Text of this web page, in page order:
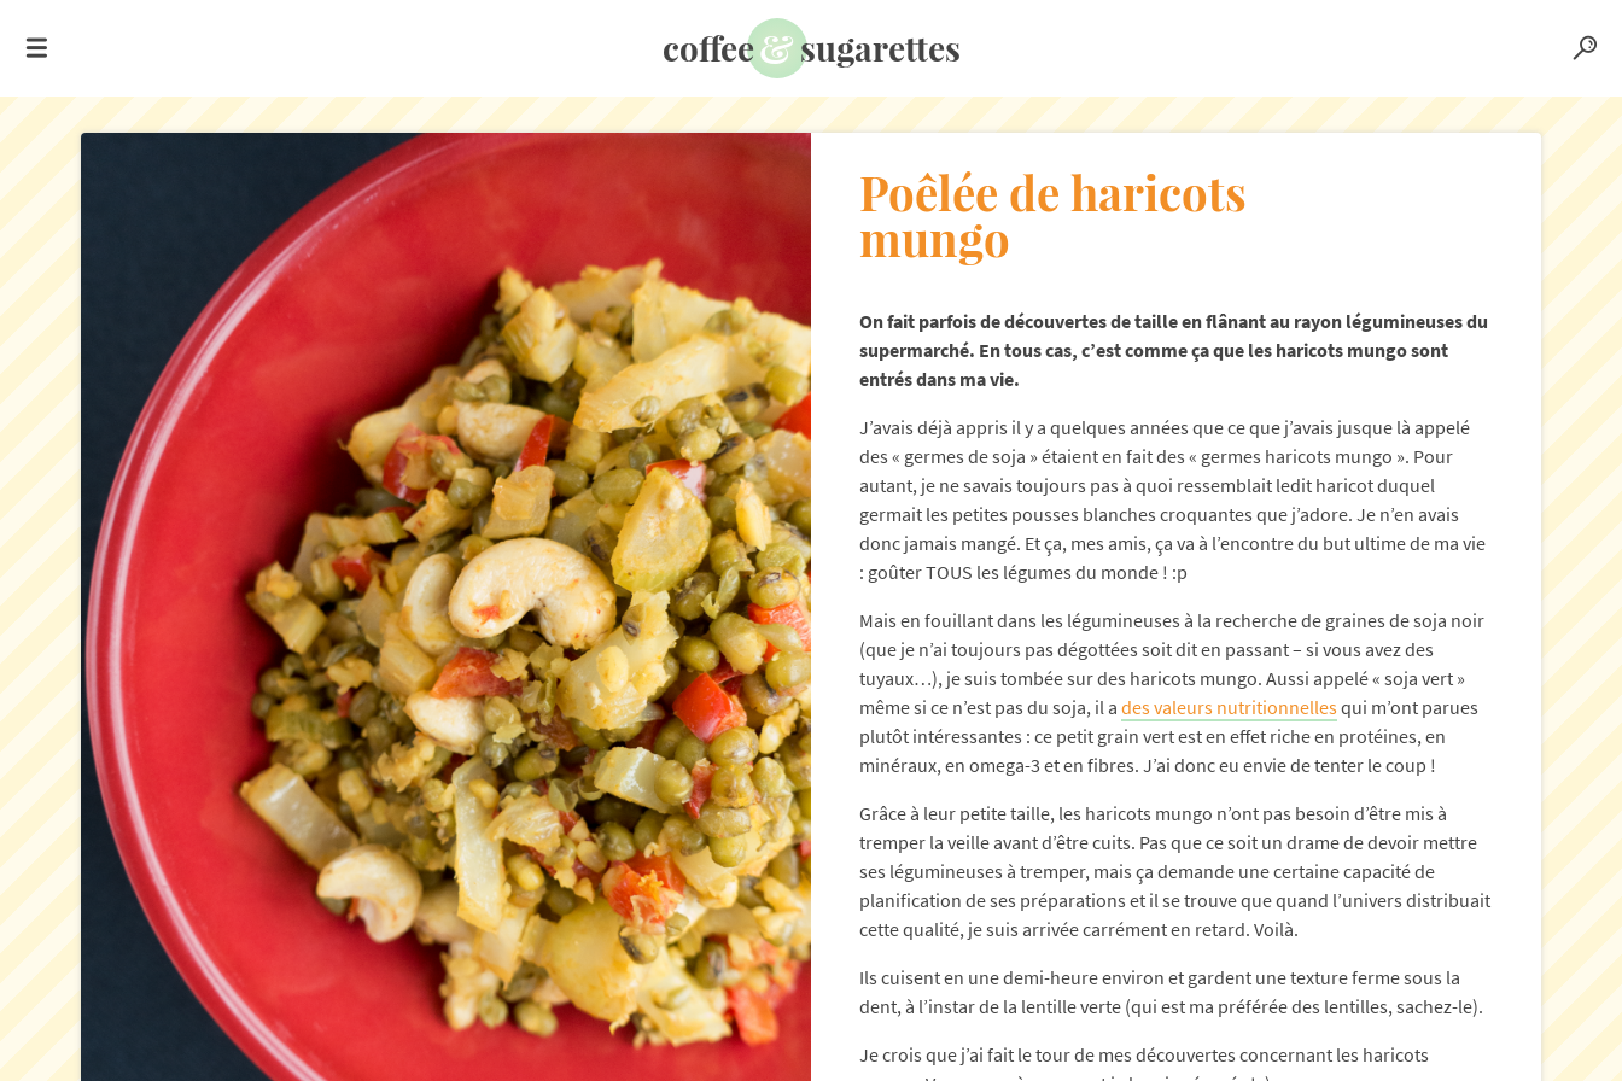
coffee&sugarettes
Poêlée de haricots
mungo
On fait parfois de découvertes de taille en flânant au rayon légumineuses du
supermarché. En tous cas, c’est comme ça que les haricots mungo sont
entrés dans ma vie.
J’avais déjà appris il y a quelques années que ce que j’avais jusque là appelé
des « germes de soja » étaient en fait des « germes haricots mungo ». Pour
autant, je ne savais toujours pas à quoi ressemblait ledit haricot duquel
germait les petites pousses blanches croquantes que j’adore. Je n’en avais
donc jamais mangé. Et ça, mes amis, ça va à l’encontre du but ultime de ma vie
: goûter TOUS les légumes du monde ! :p
Mais en fouillant dans les légumineuses à la recherche de graines de soja noir
(que je n’ai toujours pas dégottées soit dit en passant – si vous avez des
tuyaux…), je suis tombée sur des haricots mungo. Aussi appelé « soja vert »
même si ce n’est pas du soja, il a des valeurs nutritionnellesqui m’ont parues
plutôt intéressantes : ce petit grain vert est en effet riche en protéines, en
minéraux, en omega-3 et en fibres. J’ai donc eu envie de tenter le coup !
Grâce à leur petite taille, les haricots mungo n’ont pas besoin d’être mis à
tremper la veille avant d’être cuits. Pas que ce soit un drame de devoir mettre
ses légumineuses à tremper, mais ça demande une certaine capacité de
planification de ses préparations et il se trouve que quand l’univers distribuait
cette qualité, je suis arrivée carrément en retard. Voilà.
Ils cuisent en une demi-heure environ et gardent une texture ferme sous la
dent, à l’instar de la lentille verte (qui est ma préférée des lentilles, sachez-le).
Je crois que j’ai fait le tour de mes découvertes concernant les haricots